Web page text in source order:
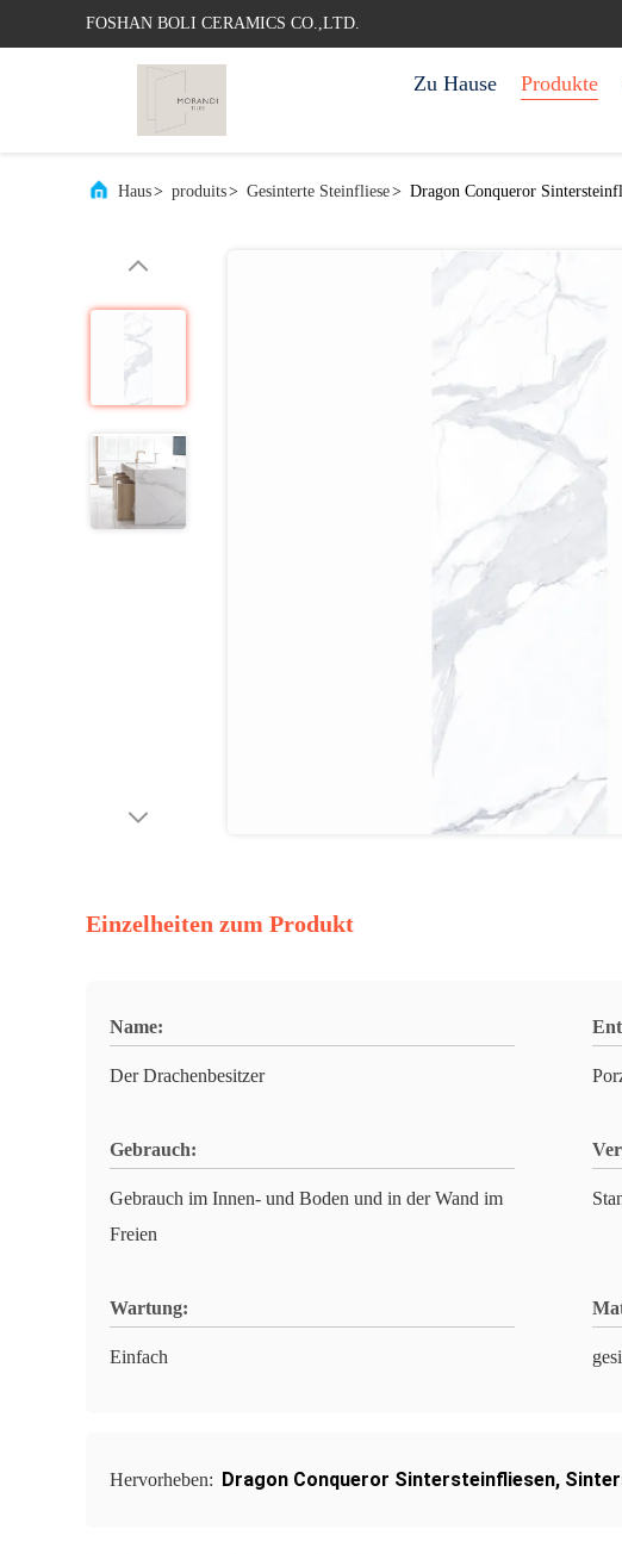
FOSHAN BOLI CERAMICS CO.,LTD.
Zu Hause Produkte
Haus> produits> Gesinterte Steinfliese> Dragon Conqueror
Einzelheiten zum Produkt
Name:
Der Drachenbesitzer
Gebrauch:
Gebrauch im Innen- und Boden und in der Wand im
Freien
Wartung:
Einfach
Hervorheben: Dragon Conqueror Sintersteinfliesen,